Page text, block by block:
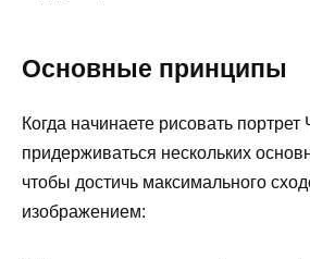
Основные принципы
Когда начинаете рисовать
придерживаться нескольких
чтобы достичь максимального
изображением: